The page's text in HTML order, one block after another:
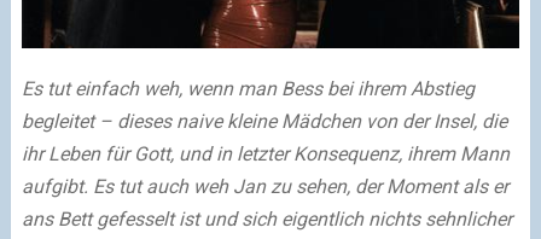
Es tut einfach weh, wenn man Bess bei ihrem Abstieg
begleitet – dieses naive kleine Mädchen von der Insel, die
ihr Leben für Gott, und in letzter Konsequenz, ihrem Mann
aufgibt. Es tut auch weh Jan zu sehen, der Moment als er
ans Bett gefesselt ist und sich eigentlich nichts sehnlicher